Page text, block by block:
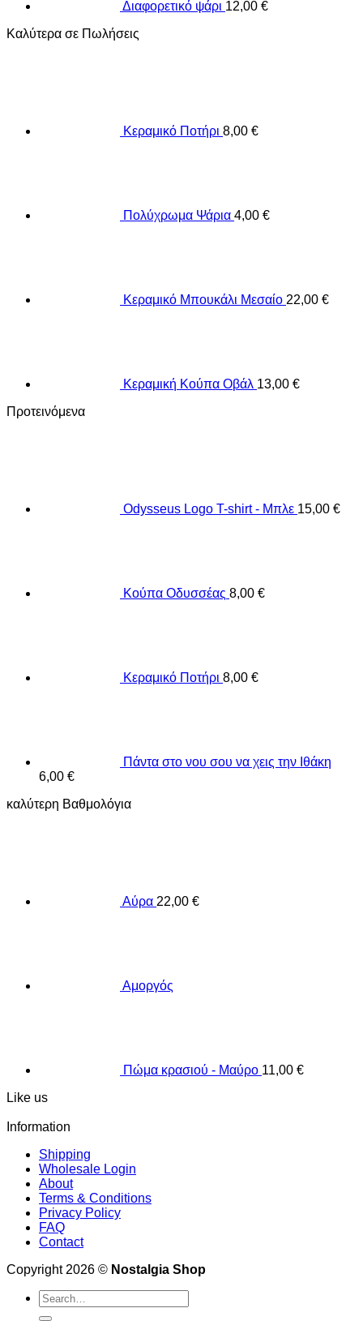
Διαφορετικό ψάρι 12,00 €
Καλύτερα σε Πωλήσεις
Κεραμικό Ποτήρι 8,00 €
Πολύχρωμα Ψάρια 4,00 €
Κεραμικό Μπουκάλι Μεσαίο 22,00 €
Κεραμική Κούπα Οβάλ 13,00 €
Προτεινόμενα
Odysseus Logo T-shirt - Μπλε 15,00 €
Κούπα Οδυσσέας 8,00 €
Κεραμικό Ποτήρι 8,00 €
Πάντα στο νου σου να χεις την Ιθάκη
6,00 €
καλύτερη Βαθμολόγια
Αύρα 22,00 €
Αμοργός
Πώμα κρασιού - Μαύρο 11,00 €
Like us
Information
Shipping
Wholesale Login
About
Terms & Conditions
Privacy Policy
FAQ
Contact
Copyright 2026 © Nostalgia Shop
Search
for: